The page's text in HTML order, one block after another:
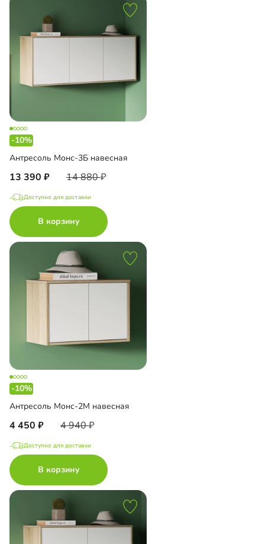
-10%
Антресоль Монс-3Б навесная
13 390 14 880
Доступно для доставки
В корзину
-10%
Антресоль Монс-2М навесная
4 450 4 940
Доступно для доставки
В корзину